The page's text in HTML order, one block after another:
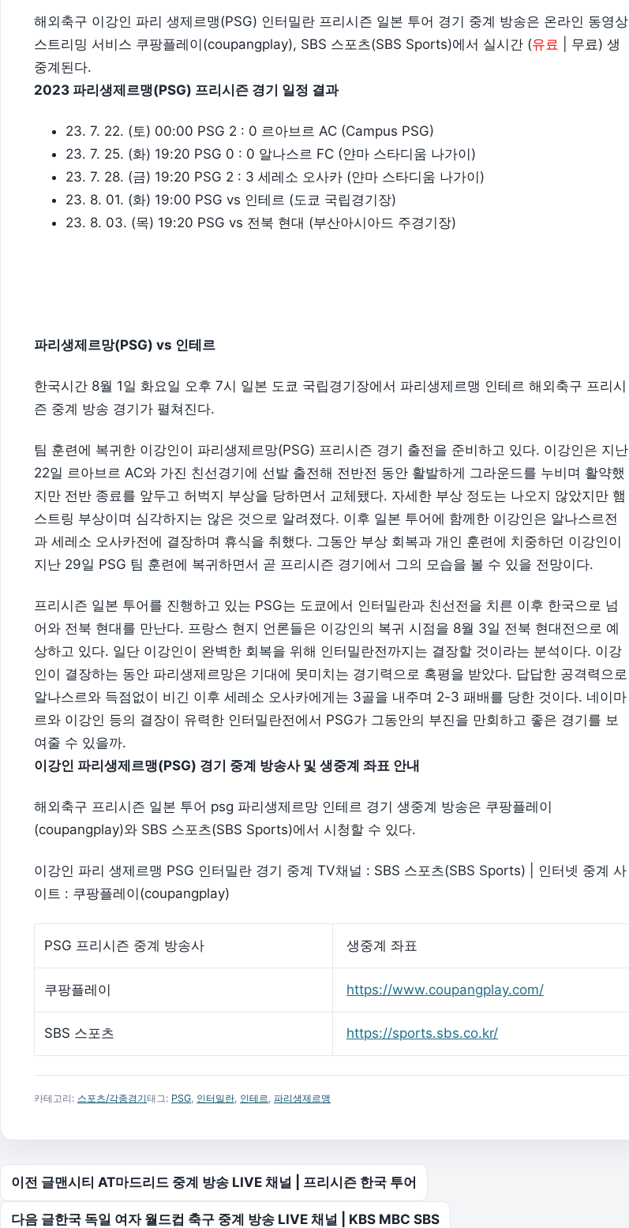
해외축구 이강인 파리 생제르맹(PSG) 인터밀란 프리시즌 일본 투어 경기 중계 방송은 온라인 동영상
스트리밍 서비스 쿠팡플레이(coupangplay), SBS 스포츠(SBS Sports)에서 실시간 (유료 | 무료) 생
중계된다.
2023 파리생제르맹(PSG) 프리시즌 경기 일정 결과
23. 7. 22. (토) 00:00 PSG 2 : 0 르아브르 AC (Campus PSG)
23. 7. 25. (화) 19:20 PSG 0 : 0 알나스르 FC (얀마 스타디움 나가이)
23. 7. 28. (금) 19:20 PSG 2 : 3 세레소 오사카 (얀마 스타디움 나가이)
23. 8. 01. (화) 19:00 PSG vs 인테르 (도쿄 국립경기장)
23. 8. 03. (목) 19:20 PSG vs 전북 현대 (부산아시아드 주경기장)
파리생제르망(PSG) vs 인테르
한국시간 8월 1일 화요일 오후 7시 일본 도쿄 국립경기장에서 파리생제르맹 인테르 해외축구 프리시
즌 중계 방송 경기가 펼쳐진다.
팀 훈련에 복귀한 이강인이 파리생제르망(PSG) 프리시즌 경기 출전을 준비하고 있다. 이강인은 지난
22일 르아브르 AC와 가진 친선경기에 선발 출전해 전반전 동안 활발하게 그라운드를 누비며 활약했
지만 전반 종료를 앞두고 허벅지 부상을 당하면서 교체됐다. 자세한 부상 정도는 나오지 않았지만 햄
스트링 부상이며 심각하지는 않은 것으로 알려졌다. 이후 일본 투어에 함께한 이강인은 알나스르전
과 세레소 오사카전에 결장하며 휴식을 취했다. 그동안 부상 회복과 개인 훈련에 치중하던 이강인이
지난 29일 PSG 팀 훈련에 복귀하면서 곧 프리시즌 경기에서 그의 모습을 볼 수 있을 전망이다.
프리시즌 일본 투어를 진행하고 있는 PSG는 도쿄에서 인터밀란과 친선전을 치른 이후 한국으로 넘
어와 전북 현대를 만난다. 프랑스 현지 언론들은 이강인의 복귀 시점을 8월 3일 전북 현대전으로 예
상하고 있다. 일단 이강인이 완벽한 회복을 위해 인터밀란전까지는 결장할 것이라는 분석이다. 이강
인이 결장하는 동안 파리생제르망은 기대에 못미치는 경기력으로 혹평을 받았다. 답답한 공격력으로
알나스르와 득점없이 비긴 이후 세레소 오사카에게는 3골을 내주며 2-3 패배를 당한 것이다. 네이마
르와 이강인 등의 결장이 유력한 인터밀란전에서 PSG가 그동안의 부진을 만회하고 좋은 경기를 보
여줄 수 있을까.
이강인 파리생제르맹(PSG) 경기 중계 방송사 및 생중계 좌표 안내
해외축구 프리시즌 일본 투어 psg 파리생제르망 인테르 경기 생중계 방송은 쿠팡플레이
(coupangplay)와 SBS 스포츠(SBS Sports)에서 시청할 수 있다.
이강인 파리 생제르맹 PSG 인터밀란 경기 중계 TV채널 : SBS 스포츠(SBS Sports) | 인터넷 중계 사
이트 : 쿠팡플레이(coupangplay)
PSG 프리시즌 중계 방송사 생중계 좌표
쿠팡플레이 https://www.coupangplay.com/
SBS 스포츠 https://sports.sbs.co.kr/
카테고리: 스포츠/각종경기태그: PSG 인터밀란 인테르 파리생제르맹
글 탐색
이전 글맨시티 AT마드리드 중계 방송 LIVE 채널 | 프리시즌 한국 투어
다음 글한국 독일 여자 월드컵 축구 중계 방송 LIVE 채널 | KBS MBC SBS